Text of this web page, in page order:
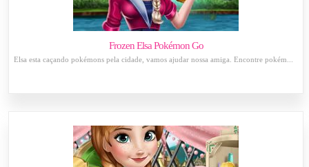
Frozen Elsa Pokémon Go
Elsa esta caçando pokémons pela cidade, vamos ajudar nossa amiga. Encontre pokém...